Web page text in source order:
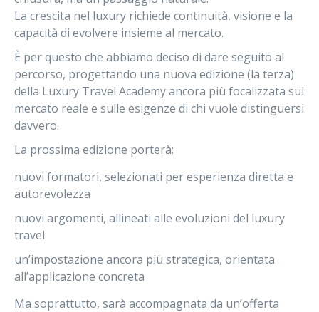
La crescita nel luxury richiede continuità, visione e la
capacità di evolvere insieme al mercato.
È per questo che abbiamo deciso di dare seguito al
percorso, progettando una nuova edizione (la terza)
della Luxury Travel Academy ancora più focalizzata sul
mercato reale e sulle esigenze di chi vuole distinguersi
davvero.
La prossima edizione porterà:
nuovi formatori, selezionati per esperienza diretta e
autorevolezza
nuovi argomenti, allineati alle evoluzioni del luxury
travel
un’impostazione ancora più strategica, orientata
all’applicazione concreta
Ma soprattutto, sarà accompagnata da un’offerta